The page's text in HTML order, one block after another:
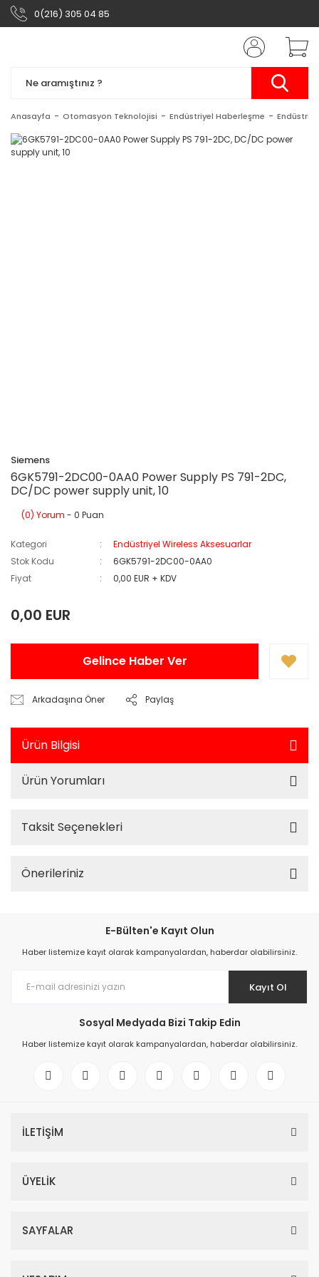
0(216) 305 04 85
Anasayfa Otomasyon Teknolojisi Endüstriyel Haberleşme
Siemens
6GK5791-2DC00-0AA0 Power Supply PS 791-2DC,
DC/DC power supply unit, 10
(0) Yorum - 0 Puan
Kategori
Endüstriyel Wireless Aksesuarlar
Stok Kodu
6GK5791-2DC00-0AA0
Fiyat
0,00 EUR + KDV
0,00 EUR
Gelince Haber Ver
Arkadaşına Öner Paylaş
Ürün Bilgisi
Ürün Yorumları
Taksit Seçenekleri
Önerileriniz
E-Bülten'e Kayıt Olun
Haber listemize kayıt olarak kampanyalardan, haberdar olabilirsiniz.
Kayıt Ol
Sosyal Medyada Bizi Takip Edin
Haber listemize kayıt olarak kampanyalardan, haberdar olabilirsiniz.
İLETİŞİM
ÜYELİK
SAYFALAR